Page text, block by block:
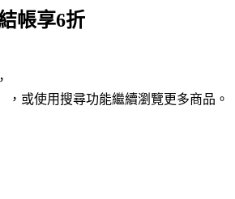
帳享6折
，或使用搜尋功能繼續瀏覽更多商品。